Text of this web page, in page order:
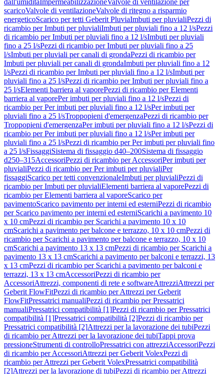
dall'umiditàImpermeabilizzazioneValvole di ventilazione per
scaricoValvole di ventilazioneValvole di ritegno a risparmio
energeticoScarico per tetti Geberit PluviaImbuti per pluvialiPezzi di
ricambio per Imbuti per pluvialiImbuti per pluviali fino a 12 l/sPezzi
di ricambio per Imbuti per pluviali fino a 12 l/sImbuti per pluviali
fino a 25 l/sPezzi di ricambio per Imbuti per pluviali fino a 25
l/sImbuti per pluviali per canali di grondaPezzi di ricambio per
Imbuti per pluviali per canali di grondaImbuti per pluviali fino a 12
l/sPezzi di ricambio per Imbuti per pluviali fino a 12 l/sImbuti per
pluviali fino a 25 l/sPezzi di ricambio per Imbuti per pluviali fino a
25 l/sElementi barriera al vaporePezzi di ricambio per Elementi
barriera al vaporePer imbuti per pluviali fino a 12 l/sPezzi di
ricambio per Per imbuti per pluviali fino a 12 l/sPer imbuti per
pluviali fino a 25 l/sTroppopieni d'emergenzaPezzi di ricambio per
Troppopieni d'emergenzaPer imbuti per pluviali fino a 12 l/sPezzi di
ricambio per Per imbuti per pluviali fino a 12 l/sPer imbuti per
pluviali fino a 25 l/sPezzi di ricambio per Per imbuti per pluviali fino
a 25 l/sFissaggiSistema di fissaggio d40–200Sistema di fissaggio
d250–315AccessoriPezzi di ricambio per AccessoriPer imbuti per
pluvialiPezzi di ricambio per Per imbuti per pluvialiPer
fissaggiScarico per tetti convenzionaleImbuti per pluvialiPezzi di
ricambio per Imbuti per pluvialiElementi barriera al vaporePezzi di
ricambio per Elementi barriera al vaporeScarico per
pavimentoScarico pavimento per interni ed esterniPezzi di ricambio
per Scarico pavimento per interni ed esterniScarichi a pavimento 10
x 10 cmPezzi di ricambio per Scarichi a pavimento 10 x 10
cmScarichi a pavimento per balcone e terrazzo, 10 x 10 cmPezzi di
ricambio per Scarichi a pavimento per balcone e terrazzo, 10 x 10
cmScarichi a pavimento 13 x 13 cmPezzi di ricambio per Scarichi a
pavimento 13 x 13 cmScarichi a pavimento per balconi e terrazzi, 13
x 13 cmPezzi di ricambio per Scarichi a pavimento per balconi e
terrazzi, 13 x 13 cmAccessoriPezzi di ricambio per
AccessoriAttrezzi, componenti di rete e softwareAttrezziAttrezzi per
Geberit FlowFitPezzi di ricambio per Attrezzi per Geberit
FlowFitPressatrici manualiPezzi di ricambio per Pressatrici
manualiPressatrici compatibilità [1]Pezzi di ricambio per Pressatrici
compatibilità [1]Pressatrici compatibilità [2]Pezzi di ricambio per
Pressatrici compatibilità [2]Attrezzi per la lavorazione dei tubiPezzi
di ricambio per Attrezzi per la lavorazione dei tubiTappi prova
pressioneStrumenti di controlloPressatrici con attrezziAccessoriPezzi
di ricambio per AccessoriAttrezzi per Geberit VolexPezzi di
ricambio per Attrezzi per Geberit VolexPressatrici compatibilità
[2]Attrezzi per la lavorazione di tubiPezzi di ricambio per Attrezzi